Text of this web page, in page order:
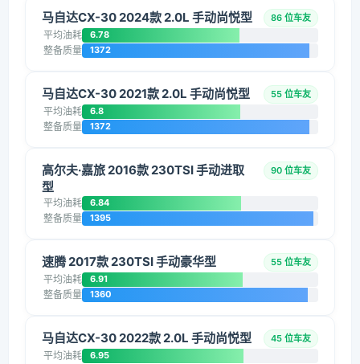
马自达CX-30 2024款 2.0L 手动尚悦型 86 位车友
平均油耗 6.78
整备质量 1372
马自达CX-30 2021款 2.0L 手动尚悦型 55 位车友
平均油耗 6.8
整备质量 1372
高尔夫·嘉旅 2016款 230TSI 手动进取
型
90 位车友
平均油耗 6.84
整备质量 1395
速腾 2017款 230TSI 手动豪华型 55 位车友
平均油耗 6.91
整备质量 1360
马自达CX-30 2022款 2.0L 手动尚悦型 45 位车友
平均油耗 6.95